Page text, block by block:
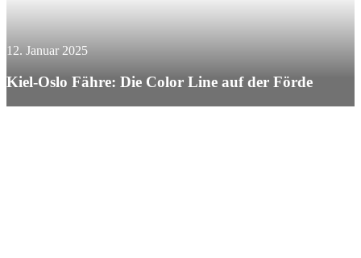
12. Januar 2025
Kiel-Oslo Fähre: Die Color Line auf der Förde